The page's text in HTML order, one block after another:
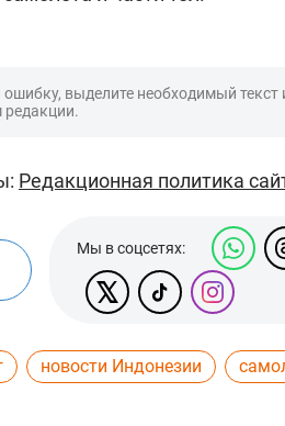
выделите необходимый
редакции.
Редакционная политика
Мы в соцсетях:
новости Индонезии